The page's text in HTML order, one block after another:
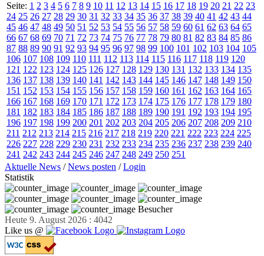
Seite: 1 2 3 4 5 6 7 8 9 10 11 12 13 14 15 16 17 18 19 20 21 22 23
24 25 26 27 28 29 30 31 32 33 34 35 36 37 38 39 40 41 42 43 44
45 46 47 48 49 50 51 52 53 54 55 56 57 58 59 60 61 62 63 64 65
66 67 68 69 70 71 72 73 74 75 76 77 78 79 80 81 82 83 84 85 86
87 88 89 90 91 92 93 94 95 96 97 98 99 100 101 102 103 104 105
106 107 108 109 110 111 112 113 114 115 116 117 118 119 120
121 122 123 124 125 126 127 128 129 130 131 132 133 134 135
136 137 138 139 140 141 142 143 144 145 146 147 148 149 150
151 152 153 154 155 156 157 158 159 160 161 162 163 164 165
166 167 168 169 170 171 172 173 174 175 176 177 178 179 180
181 182 183 184 185 186 187 188 189 190 191 192 193 194 195
196 197 198 199 200 201 202 203 204 205 206 207 208 209 210
211 212 213 214 215 216 217 218 219 220 221 222 223 224 225
226 227 228 229 230 231 232 233 234 235 236 237 238 239 240
241 242 243 244 245 246 247 248 249 250 251
Aktuelle News /News posten /Login
Statistik
Besucher
Heute 9. August 2026 : 4042
Like us @